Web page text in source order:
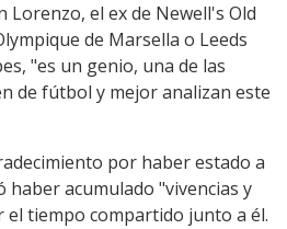
Lorenzo, el ex de Newell's Old
de Marsella o Leeds
"es un genio, una de las
de fútbol y mejor analizan este
por haber estado a
haber acumulado "vivencias y
el tiempo compartido junto a él.